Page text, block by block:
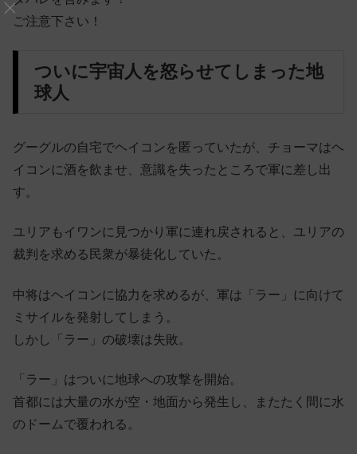
ご注意下さい！
ついに宇宙人を怒らせてしまった地
球人
グーグルの自宅でヘイコンを匿っていたが、チョーマはヘ
イコンに酒を飲ませ、意識を失ったところで軍に差し出
す。
ユリアもイワンに見つかり軍に連れ戻されると、ユリアの
裁判を求める民衆が暴徒化していた。
中将はヘイコンに協力を求めるが、軍は「ラー」に向けて
ミサイルを発射してしまう。
しかし「ラー」の破壊は失敗。
「ラー」はついに地球への攻撃を開始。
首都には大量の水が空・地面から発生し、またたく間に水
のドームで覆われる。